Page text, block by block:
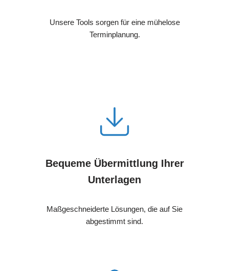
Unsere Tools sorgen für eine mühelose
Terminplanung.
Bequeme Übermittlung Ihrer
Unterlagen
Maßgeschneiderte Lösungen, die auf Sie
abgestimmt sind.